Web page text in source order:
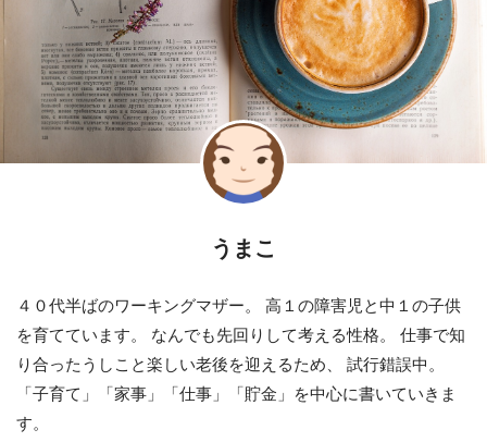
うまこ
４０代半ばのワーキングマザー。 高１の障害児と中１の子供
を育てています。 なんでも先回りして考える性格。 仕事で知
り合ったうしこと楽しい老後を迎えるため、 試行錯誤中。
「子育て」「家事」「仕事」「貯金」を中心に書いていきま
す。